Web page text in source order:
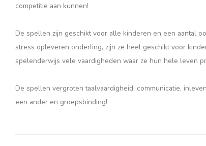
competitie aan kunnen!
De spellen zijn geschikt voor alle kinderen en een aantal
stress opleveren onderling, zijn ze heel geschikt voor
spelenderwijs vele vaardigheden waar ze hun hele leven
De spellen vergroten taalvaardigheid, communicatie,
een ander en groepsbinding!